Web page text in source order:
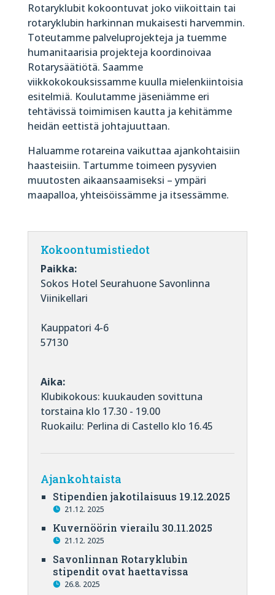
Rotaryklubit kokoontuvat joko viikoittain tai
rotaryklubin harkinnan mukaisesti harvemmin.
Toteutamme palveluprojekteja ja tuemme
humanitaarisia projekteja koordinoivaa
Rotarysäätiötä. Saamme
viikkokokouksissamme kuulla mielenkiintoisia
esitelmiä. Koulutamme jäseniämme eri
tehtävissä toimimisen kautta ja kehitämme
heidän eettistä johtajuuttaan.
Haluamme rotareina vaikuttaa ajankohtaisiin
haasteisiin. Tartumme toimeen pysyvien
muutosten aikaansaamiseksi – ympäri
maapalloa, yhteisöissämme ja itsessämme.
Kokoontumistiedot
Paikka:
Sokos Hotel Seurahuone Savonlinna
Viinikellari
Kauppatori 4-6
57130
Aika:
Klubikokous: kuukauden sovittuna
torstaina klo 17.30 - 19.00
Ruokailu: Perlina di Castello klo 16.45
Ajankohtaista
Stipendien jakotilaisuus 19.12.2025
21.12. 2025
Kuvernöörin vierailu 30.11.2025
21.12. 2025
Savonlinnan Rotaryklubin
stipendit ovat haettavissa
26.8. 2025